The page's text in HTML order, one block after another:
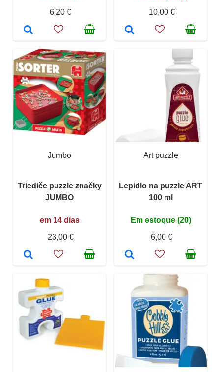
6,20 €
10,00 €
Jumbo
Triediče puzzle značky
JUMBO
em 14 dias
23,00 €
Art puzzle
Lepidlo na puzzle ART
100 ml
Em estoque (20)
6,00 €